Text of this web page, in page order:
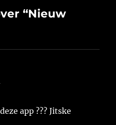
“Nieuw
app ??? Jitske